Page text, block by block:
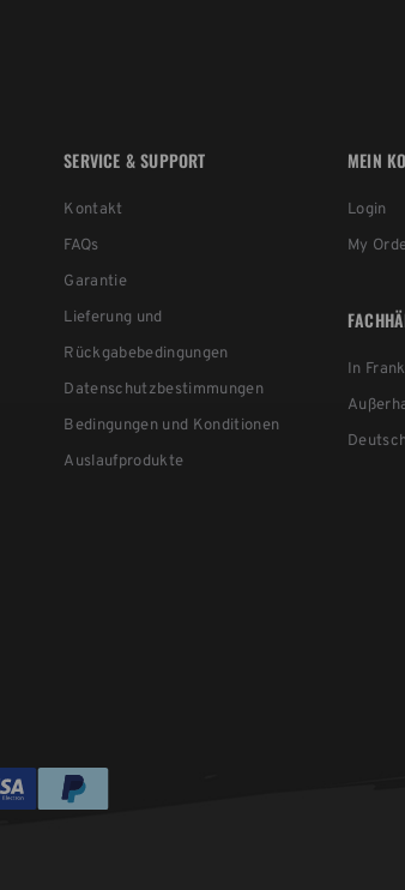
SERVICE & SUPPORT
Kontakt
FAQs
Garantie
Lieferung und
Rückgabebedingungen
Datenschutzbestimmungen
Bedingungen und Konditionen
Auslaufprodukte
MEIN
Login
My
In